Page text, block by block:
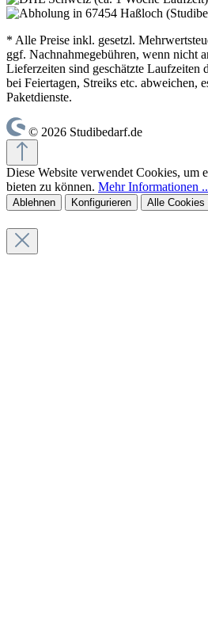
* Alle Preise inkl. gesetzl.
ggf. Nachnahmegebühren, wenn nicht
Lieferzeiten sind geschätzte Laufzeiten
bei Feiertagen, Streiks etc. abweichen,
Paketdienste.
© 2026 Studibedarf.de
Diese Website verwendet Cookies, um
bieten zu können. Mehr Informationen
Ablehnen Konfigurieren Alle Cookies